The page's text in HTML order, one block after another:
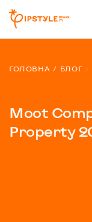
ГОЛОВНА БЛОГ
Moot
Property